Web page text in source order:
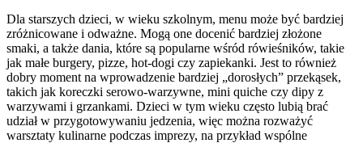
Dla starszych dzieci, w wieku szkolnym, menu może być bardziej
zróżnicowane i odważne. Mogą one docenić bardziej złożone
smaki, a także dania, które są popularne wśród rówieśników, takie
jak małe burgery, pizze, hot-dogi czy zapiekanki. Jest to również
dobry moment na wprowadzenie bardziej „dorosłych” przekąsek,
takich jak koreczki serowo-warzywne, mini quiche czy dipy z
warzywami i grzankami. Dzieci w tym wieku często lubią brać
udział w przygotowywaniu jedzenia, więc można rozważyć
warsztaty kulinarne podczas imprezy, na przykład wspólne